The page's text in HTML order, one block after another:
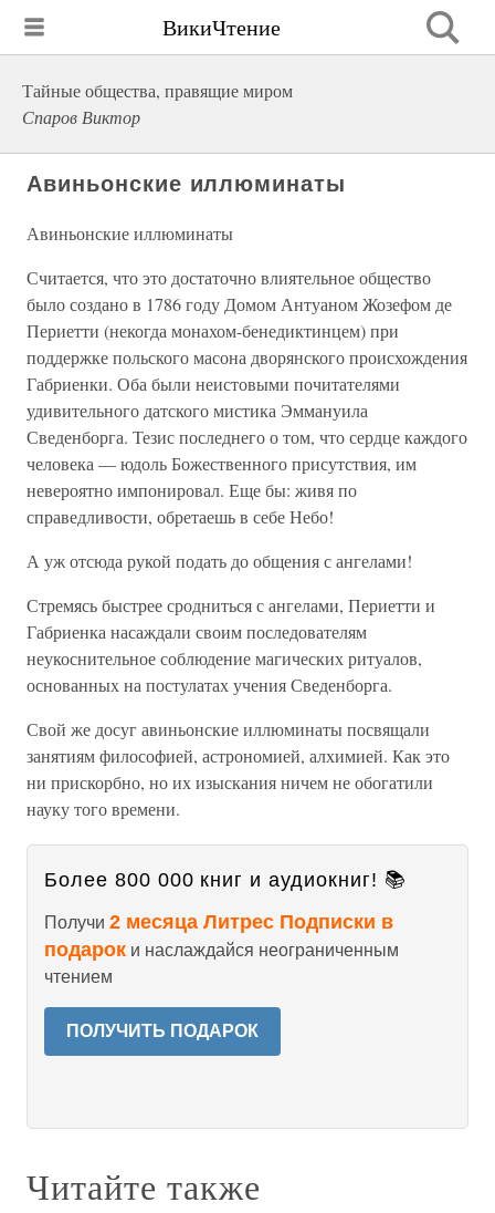
ВикиЧтение
Тайные общества, правящие миром
Спаров Виктор
Авиньонские иллюминаты
Авиньонские иллюминаты
Считается, что это достаточно влиятельное общество
было создано в 1786 году Домом Антуаном Жозефом де
Периетти (некогда монахом-бенедиктинцем) при
поддержке польского масона дворянского происхождения
Габриенки. Оба были неистовыми почитателями
удивительного датского мистика Эммануила
Сведенборга. Тезис последнего о том, что сердце каждого
человека — юдоль Божественного присутствия, им
невероятно импонировал. Еще бы: живя по
справедливости, обретаешь в себе Небо!
А уж отсюда рукой подать до общения с ангелами!
Стремясь быстрее сродниться с ангелами, Периетти и
Габриенка насаждали своим последователям
неукоснительное соблюдение магических ритуалов,
основанных на постулатах учения Сведенборга.
Свой же досуг авиньонские иллюминаты посвящали
занятиям философией, астрономией, алхимией. Как это
ни прискорбно, но их изыскания ничем не обогатили
науку того времени.
Более 800 000 книг и аудиокниг! 📚
Получи 2 месяца Литрес Подписки в
подарок и наслаждайся неограниченным
чтением
ПОЛУЧИТЬ ПОДАРОК
Читайте также